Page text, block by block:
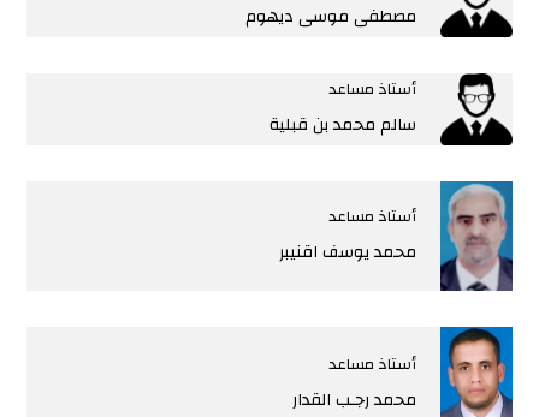
مصطفى موسى ديهوم
أستاذ مساعد
سالم محمد بن قبلية
أستاذ مساعد
محمد يوسف اقنيبر
أستاذ مساعد
محمد رجـب القدار